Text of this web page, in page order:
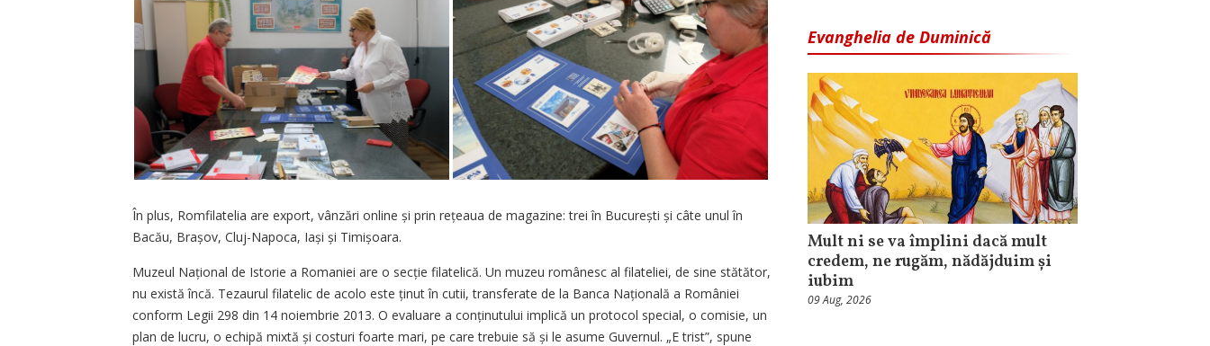
În plus, Romfilatelia are export, vânzări online și prin rețeaua de magazine: trei în București și câte unul în
Bacău, Brașov, Cluj-Napoca, Iași și Timișoara.
Muzeul Național de Istorie a Romaniei are o secție filatelică. Un muzeu românesc al filateliei, de sine stătător,
nu există încă. Tezaurul filatelic de acolo este ținut în cutii, transferate de la Banca Națională a României
conform Legii 298 din 14 noiembrie 2013. O evaluare a conținutului implică un protocol special, o comisie, un
plan de lucru, o echipă mixtă și costuri foarte mari, pe care trebuie să și le asume Guvernul. „E trist”, spune
Evanghelia de Duminică
Mult ni se va împlini dacă mult
credem, ne rugăm, nădăjduim și
iubim
09 Aug, 2026